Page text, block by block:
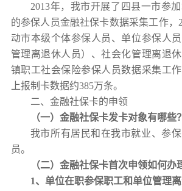
2013年，我市开展了四县一市参
的参保人员金融社保卡数据采集工作，
动市本级个体参保人员、单位参保人
管理离退休人员）、社会化管理离退
镇职工社会保险参保人员数据采集工
上报制卡数据约385万条。
二、金融社保卡的申领
（一） 金融社保卡发卡对象有哪些？
我市所有居民和在我市就业、参
员。
（二） 金融社保卡首次申领如何办
1、 单位在职参保职工和单位管理